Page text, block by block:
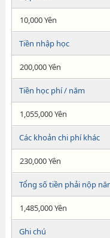
10,000 Yên
Tiền nhập học
200,000 Yên
Tiền học phí / năm
1,055,000 Yên
Các khoản chi phí khác
230,000 Yên
Tổng số tiền phải nộp
1,485,000 Yên
Ghi chú